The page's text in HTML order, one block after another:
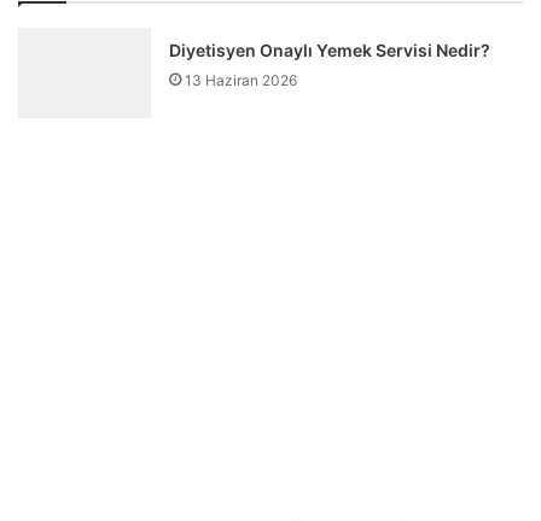
Diyetisyen Onaylı Yemek Servisi Nedir?
13 Haziran 2026